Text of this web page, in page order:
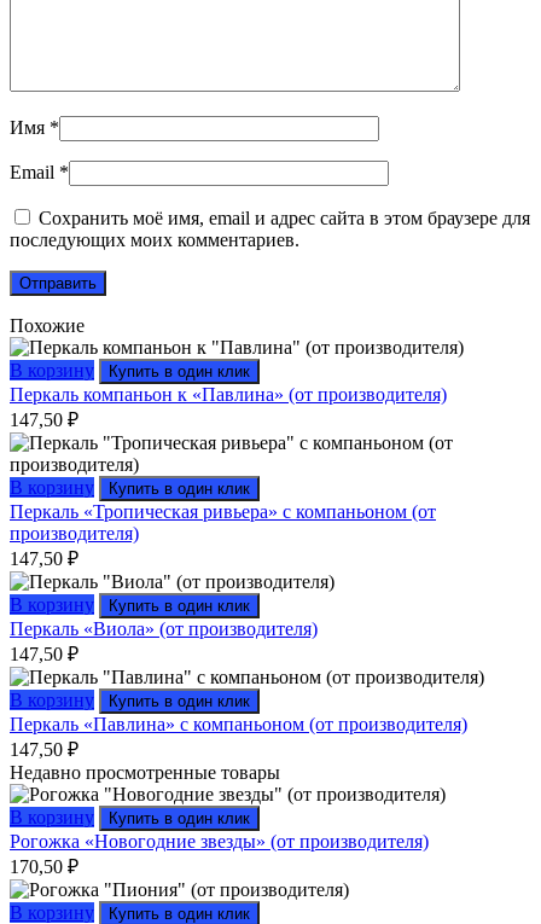
Имя *
Email *
Сохранить моё имя, email и адрес сайта в этом браузере для
последующих моих комментариев.
Похожие
В корзину Купить в один клик
Перкаль компаньон к «Павлина» (от производителя)
147,50 ₽
В корзину Купить в один клик
Перкаль «Тропическая ривьера» с компаньоном (от
производителя)
147,50 ₽
В корзину Купить в один клик
Перкаль «Виола» (от производителя)
147,50 ₽
В корзину Купить в один клик
Перкаль «Павлина» с компаньоном (от производителя)
147,50 ₽
Недавно просмотренные товары
В корзину Купить в один клик
Рогожка «Новогодние звезды» (от производителя)
170,50 ₽
В корзину Купить в один клик